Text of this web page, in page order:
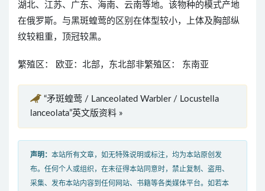
湖北、江苏、广东、海南、云南等地。该物种的模式产地
在俄罗斯。与黑斑蝗莺的区别在体型较小，上体及胸部纵
纹较粗重，顶冠较黑。
繁殖区： 欧亚：北部，东北部非繁殖区： 东南亚
“矛斑蝗莺 / Lanceolated Warbler / Locustella
lanceolata”英文版资料 »
声明： 本站所有文章，如无特殊说明或标注，均为本站原创发
布。任何个人或组织，在未征得本站同意时，禁止复制、盗用、
采集、发布本站内容到任何网站、书籍等各类媒体平台。如若本